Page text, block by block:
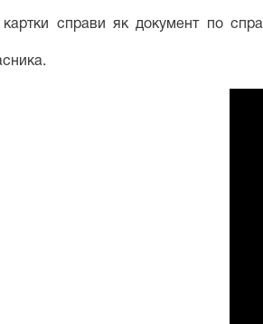
картки справи як документ по